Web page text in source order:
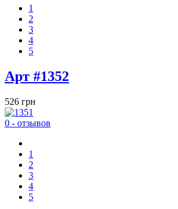
1
2
3
4
5
Арт #1352
526 грн
0 - отзывов
1
2
3
4
5